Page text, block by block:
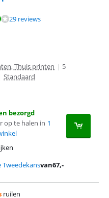
op 29 reviews.
29 reviews
Thuis printen | 5
Standaard
bezorgd
op te halen in 1
Tweedekansvan67,-
ruilen